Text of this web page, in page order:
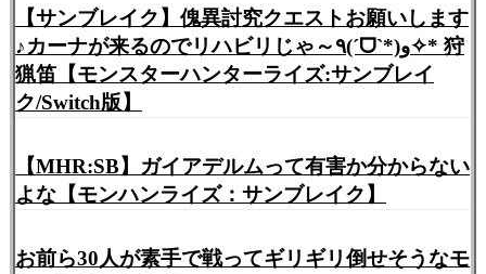
【サンブレイク】傀異討究クエストお願いします
♪カーナが来るのでリハビリじゃ～٩(ˊᗜˋ*)و✧* 狩
猟笛【モンスターハンターライズ:サンブレイ
ク/Switch版】
【MHR:SB】ガイアデルムって有害か分からない
よな【モンハンライズ：サンブレイク】
お前ら30人が素手で戦ってギリギリ倒せそうなモ